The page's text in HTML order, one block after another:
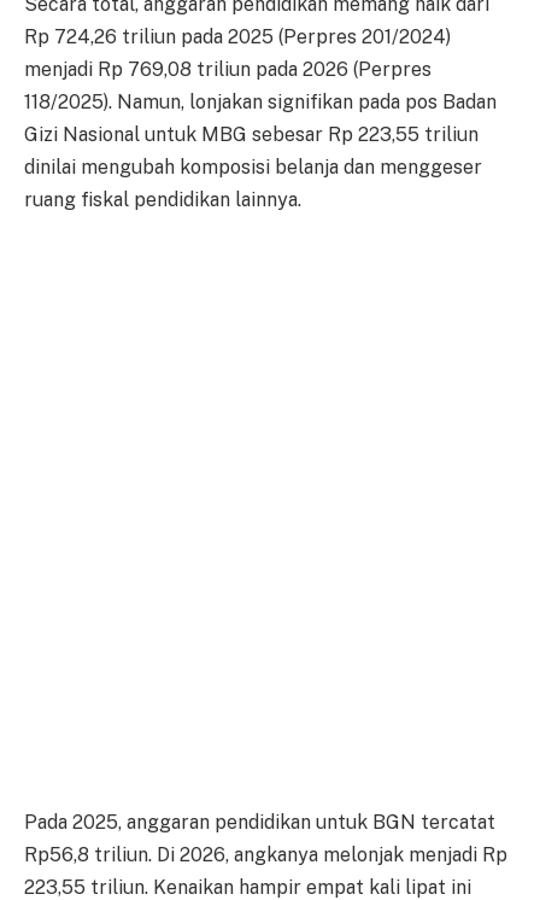
Rp 724,26 triliun pada 2025 (Perpres 201/2024)
menjadi Rp 769,08 triliun pada 2026 (Perpres
118/2025). Namun, lonjakan signifikan pada pos Badan
Gizi Nasional untuk MBG sebesar Rp 223,55 triliun
dinilai mengubah komposisi belanja dan menggeser
ruang fiskal pendidikan lainnya.
Pada 2025, anggaran pendidikan untuk BGN tercatat
Rp56,8 triliun. Di 2026, angkanya melonjak menjadi Rp
223,55 triliun. Kenaikan hampir empat kali lipat ini